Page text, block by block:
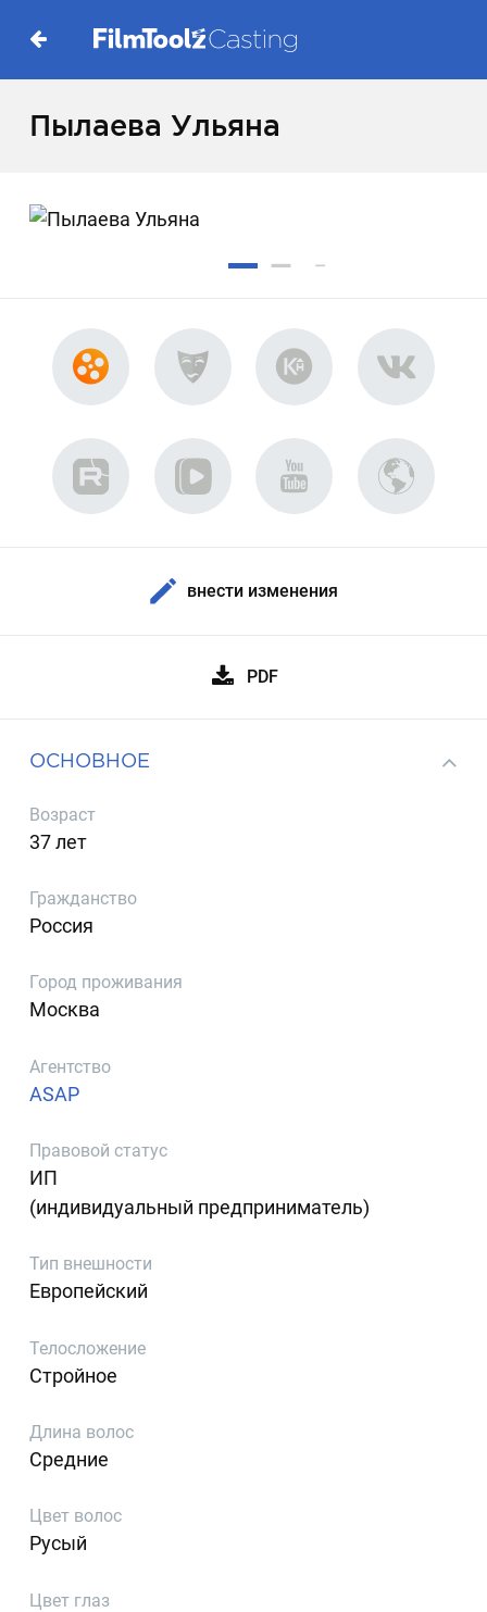
Пылаева Ульяна
внести изменения
PDF
ОСНОВНОЕ
Возраст
37 лет
Гражданство
Россия
Город проживания
Москва
Агентство
ASAP
Правовой статус
ИП
(индивидуальный предприниматель)
Тип внешности
Европейский
Телосложение
Стройное
Длина волос
Средние
Цвет волос
Русый
Цвет глаз